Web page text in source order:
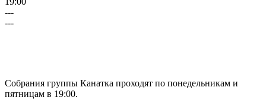
---
---
Собрания группы Канатка проходят по понедельникам и
пятницам в 19:00.